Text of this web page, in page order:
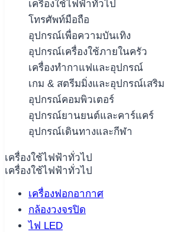
เครื่องใช้ไฟฟ้าทั่วไป
โทรศัพท์มือถือ
อุปกรณ์เพื่อความบันเทิง
อุปกรณ์เครื่องใช้ภายในครัว
เครื่องทำกาแฟและอุปกรณ์
เกม & สตรีมมิ่งและอุปกรณ์เสริม
อุปกรณ์คอมพิวเตอร์
อุปกรณ์ยานยนต์และคาร์แคร์
อุปกรณ์เดินทางและกีฬา
เครื่องใช้ไฟฟ้าทั่วไป
เครื่องใช้ไฟฟ้าทั่วไป
เครื่องฟอกอากาศ
กล้องวงจรปิด
ไฟ LED